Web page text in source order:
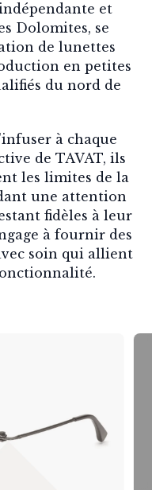
et
Dolomites, se
de lunettes
en petites
du nord de
à chaque
de TAVAT, ils
les limites de la
une attention
fidèles à leur
à fournir des
soin qui allient